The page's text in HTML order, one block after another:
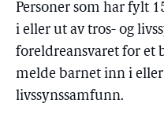
Personer som har fylt
i eller ut av tros- og
foreldreansvaret for et
melde barnet inn i
livssynssamfunn.